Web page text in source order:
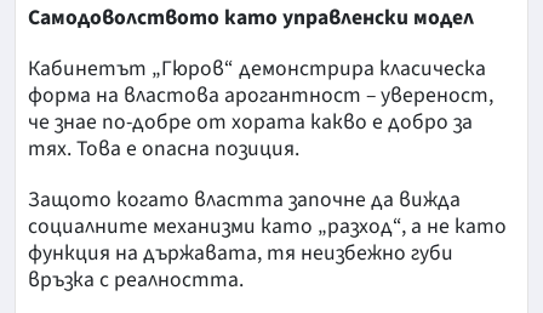
Самодоволството като управленски модел
Кабинетът „Гюров“ демонстрира класическа
форма на властова арогантност – увереност,
че знае по-добре от хората какво е добро за
тях. Това е опасна позиция.
Защото когато властта започне да вижда
социалните механизми като „разход“, а не като
функция на държавата, тя неизбежно губи
връзка с реалността.